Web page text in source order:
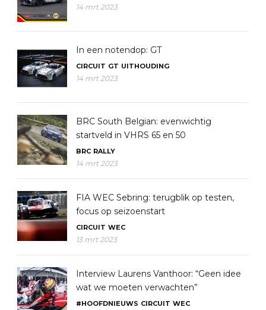
14 mrt 2023
In een notendop: GT
CIRCUIT GT UITHOUDING
14 mrt 2023
BRC South Belgian: evenwichtig
startveld in VHRS 65 en 50
BRC RALLY
14 mrt 2023
FIA WEC Sebring: terugblik op testen,
focus op seizoenstart
CIRCUIT WEC
13 mrt 2023
Interview Laurens Vanthoor: “Geen idee
wat we moeten verwachten”
#HOOFDNIEUWS CIRCUIT WEC